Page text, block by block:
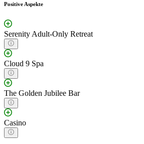
Positive Aspekte
Serenity Adult-Only Retreat
Cloud 9 Spa
The Golden Jubilee Bar
Casino